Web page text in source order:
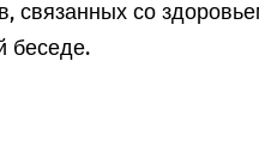
связанных со
беседе.